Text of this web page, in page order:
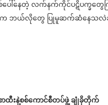
ြစ်ပေါ်နေတဲ့ လက်နက်ကိုင်ပဋိပက္ခတွ
က ဘယ်လိုတွေ ပြုမူဆက်ဆံနေသလဲဆို
ာထီးနဲ့စစ်ကောင်စီတပ်ဖွဲ့ ချုံခိုတိုက်